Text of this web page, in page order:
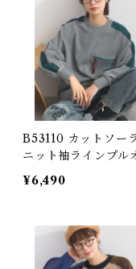
B53110 カットソー
ニット袖ラインプル
ー / Cut and Sewn-
Knit Sleeve Line
¥6,490